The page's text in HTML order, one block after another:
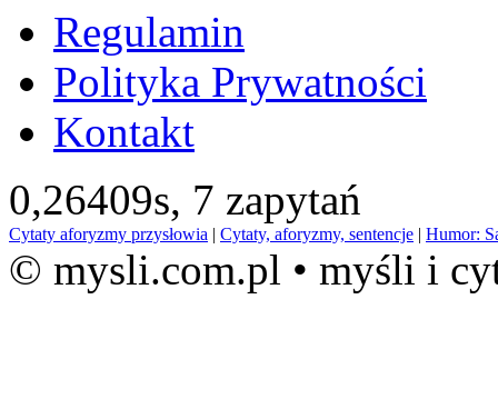
Regulamin
Polityka Prywatności
Kontakt
0,26409s, 7 zapytań
Cytaty aforyzmy przysłowia | Cytaty, aforyzmy, sentencje | Humor:
© mysli.com.pl • myśli i